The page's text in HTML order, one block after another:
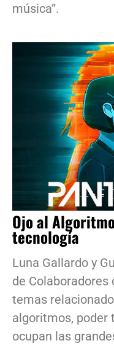
música”.
Ojo al
tecnología
Luna Gallardo y
de Colaboradores
temas
algoritmos, poder
ocupan las